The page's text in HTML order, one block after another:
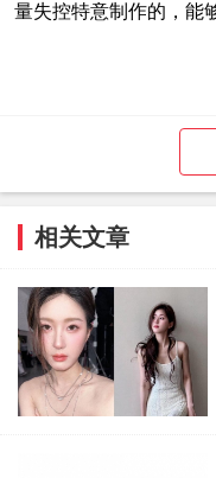
量失控特意制作的，能
一场突如其来的能
肩作战的伙伴，而隐藏
浮出水面。不少观众都
本文来源系统网络数据
除并停止抓取传播，谢谢
原文链接：《王牌二哈
相关文章